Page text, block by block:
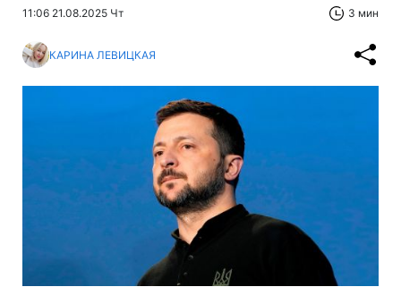
11:06 21.08.2025 Чт 3 мин
КАРИНА ЛЕВИЦКАЯ